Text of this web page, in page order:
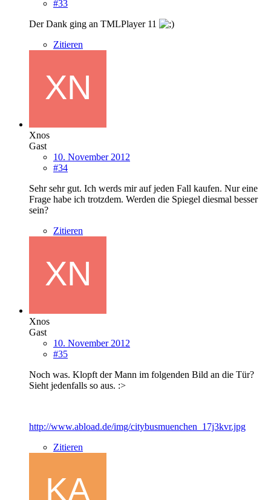
#33
Der Dank ging an TMLPlayer 11
Zitieren
Xnos
Gast
10. November 2012
#34
Sehr sehr gut. Ich werds mir auf jeden Fall kaufen. Nur eine
Frage habe ich trotzdem. Werden die Spiegel diesmal besser
sein?
Zitieren
Xnos
Gast
10. November 2012
#35
Noch was. Klopft der Mann im folgenden Bild an die Tür?
Sieht jedenfalls so aus. :>
http://www.abload.de/img/citybusmuenchen_17j3kvr.jpg
Zitieren